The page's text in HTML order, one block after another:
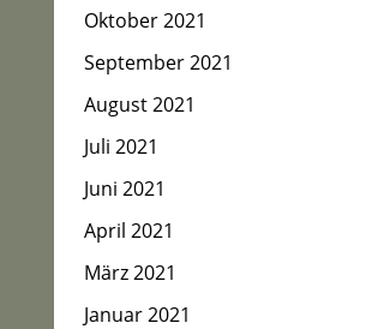
Oktober 2021
September 2021
August 2021
Juli 2021
Juni 2021
April 2021
März 2021
Januar 2021